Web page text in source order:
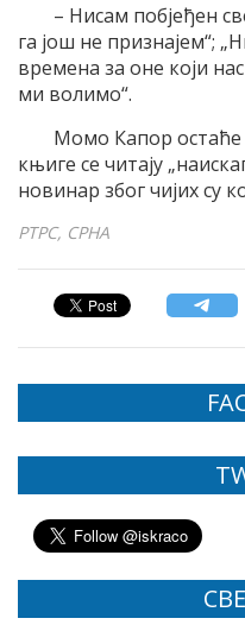
– Нисам побјеђен
га још не признајем“;
времена за оне који
ми волимо“.
Момо Капор остаће
књиге се читају
новинар због чијих су
РТРС, СРНА